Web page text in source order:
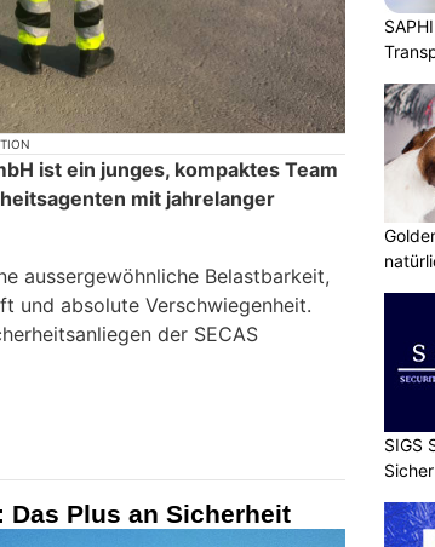
ist ein junges, kompaktes Team
mit jahrelanger
aussergewöhnliche Belastbarkeit,
und absolute Verschwiegenheit.
der SECAS
Das Plus an Sicherheit
SIGS